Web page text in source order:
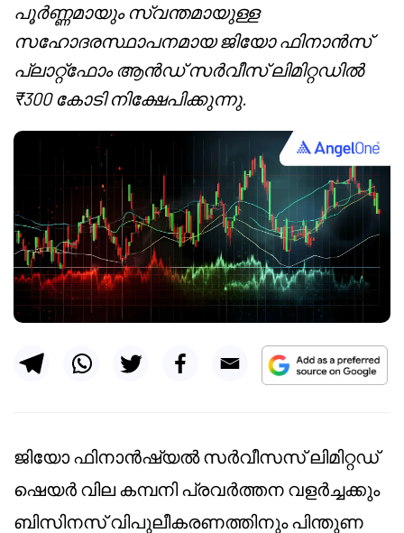
പൂർണ്ണമായും സ്വന്തമായുള്ള
സഹോദരസ്ഥാപനമായ ജിയോ ഫിനാൻസ്
പ്ലാറ്റ്ഫോം ആൻഡ് സർവീസ് ലിമിറ്റഡിൽ
₹300 കോടി നിക്ഷേപിക്കുന്നു.
ജിയോ ഫിനാൻഷ്യൽ സർവീസസ് ലിമിറ്റഡ്
ഷെയർ വില കമ്പനി പ്രവർത്തന വളർച്ചക്കും
ബിസിനസ് വിപുലീകരണത്തിനും പിന്തുണ